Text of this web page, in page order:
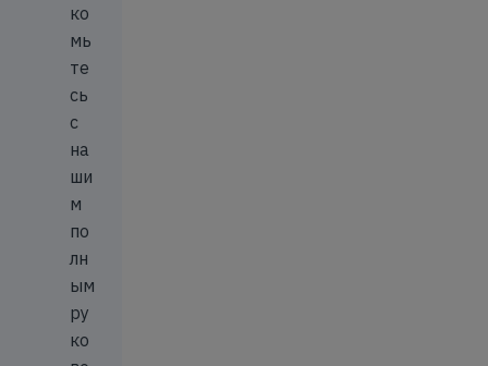
ко
мь
те
сь
с
на
ши
м
по
лн
ым
ру
ко